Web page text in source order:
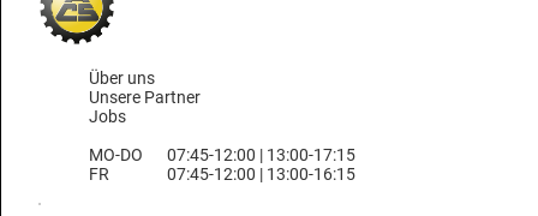
Über uns
Unsere Partner
Jobs
MO-DO
FR
07:45-12:00 | 13:00-17:15
07:45-12:00 | 13:00-16:15